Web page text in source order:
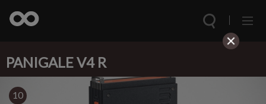
PANIGALE V4 R
10